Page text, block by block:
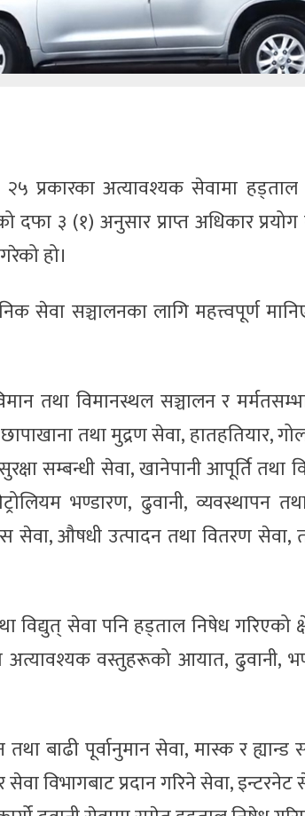
प्रकारका अत्यावश्यक सेवामा
दफा ३ (१) अनुसार प्राप्त अधिकार
हो।
सेवा सञ्चालनका लागि महत्त्वपूर्ण
तथा विमानस्थल सञ्चालन र
तथा मुद्रण सेवा, हातहतियार,
सम्बन्धी सेवा, खानेपानी आपूर्ति
भण्डारण, ढुवानी, व्यवस्थापन
सेवा, औषधी उत्पादन तथा वितरण
विद्युत् सेवा पनि हड्ताल निषेध गरिएको
वस्तुहरूको आयात, ढुवानी,
बाढी पूर्वानुमान सेवा, मास्क र
विभागबाट प्रदान गरिने सेवा,